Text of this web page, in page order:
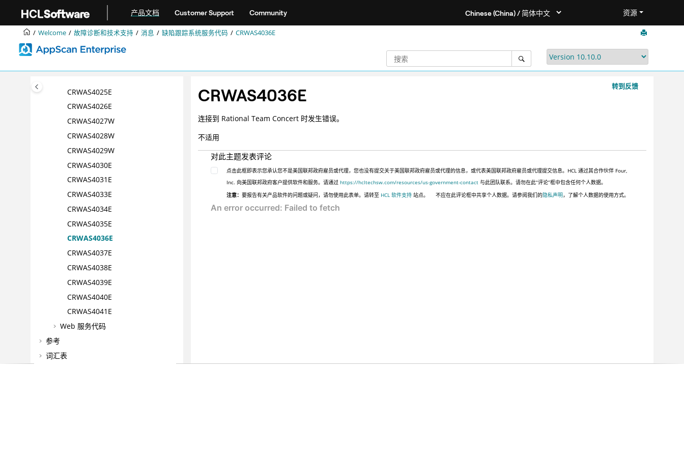
产品文档 Customer Support Community 资源
Welcome 故障诊断和技术支持 消息 缺陷跟踪系统服务代码 CRWAS4036E
CRWAS4019E
CRWAS4020E
CRWAS 4021 E
CRWAS 4022 E
CRWAS4025E
CRWAS4026E
CRWAS4027W
CRWAS4028W
CRWAS4029W
CRWAS4030E
CRWAS4031E
CRWAS4033E
CRWAS4034E
CRWAS4035E
CRWAS4036E
CRWAS4037E
CRWAS4038E
CRWAS4039E
CRWAS4040E
CRWAS4041E
Web 服务代码
参考
词汇表
转到反馈
CRWAS4036E
连接到 Rational Team Concert 时发生错误。
不适用
对此主题发表评论
点击此框即表示您承认您不是美国联邦政府雇员或代理，您也没有提交关于美国联邦政府雇员或代理的信息，或代表美国联邦政府雇员或代理提交信息。HCL 通过其合作伙伴 Four,
Inc. 向美国联邦政府客户提供软件和服务。请通过https://hcltechsw.com/resources/us-government-contact 与此团队联系。请勿在此“评论”框中包含任何个人数据。
注意：要报告有关产品软件的问题或疑问，请勿使用此表单。请转至 HCL 软件支持 站点。 不应在此评论框中共享个人数据。请参阅我们的隐私声明，了解个人数据的使用方式。